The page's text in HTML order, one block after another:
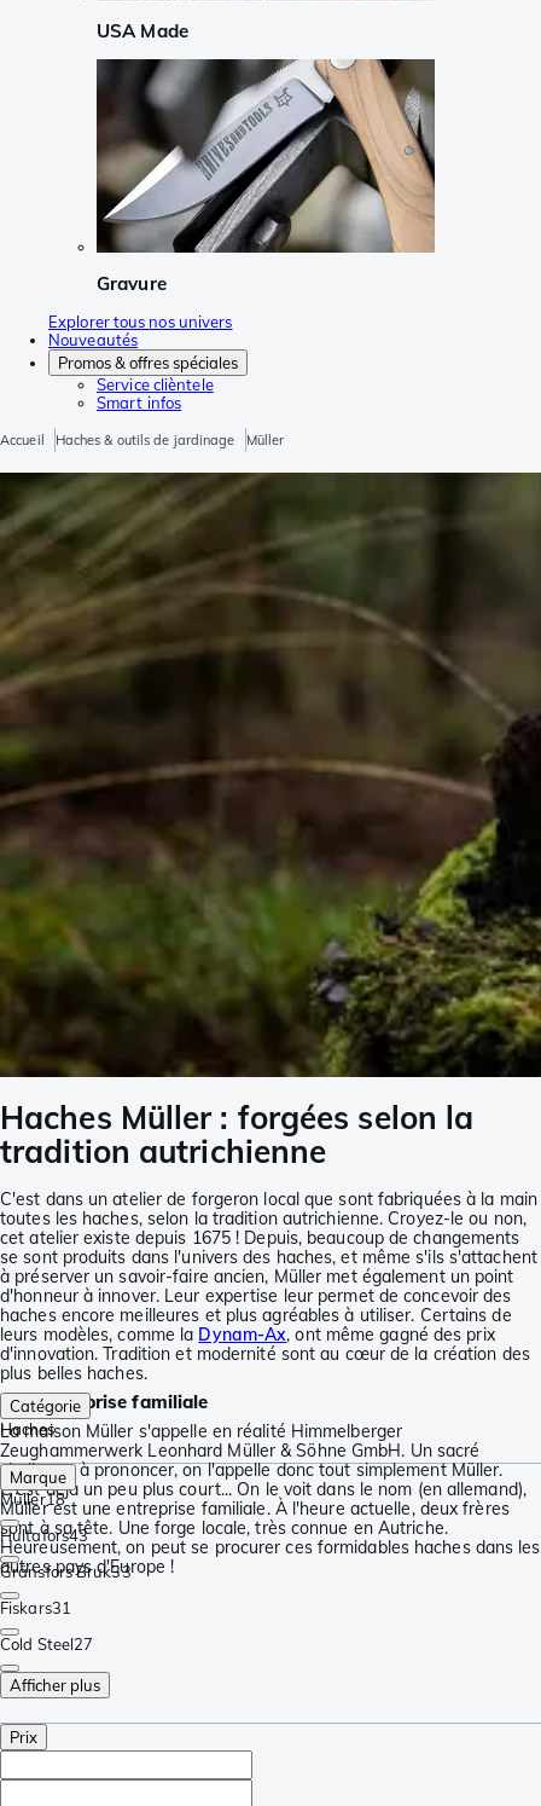
USA Made
Gravure
Explorer tous nos univers
Nouveautés
Promos & offres spéciales
Service clièntele
Smart infos
Accueil Haches & outils de jardinage Müller
Haches Müller : forgées selon la
tradition autrichienne
C'est dans un atelier de forgeron local que sont fabriquées à la main
toutes les haches, selon la tradition autrichienne. Croyez-le ou non,
cet atelier existe depuis 1675 ! Depuis, beaucoup de changements
se sont produits dans l'univers des haches, et même s'ils s'attachent
à préserver un savoir-faire ancien, Müller met également un point
d'honneur à innover. Leur expertise leur permet de concevoir des
haches encore meilleures et plus agréables à utiliser. Certains de
leurs modèles, comme la Dynam-Ax, ont même gagné des prix
d'innovation. Tradition et modernité sont au cœur de la création des
plus belles haches.
Une entreprise familiale
La maison Müller s'appelle en réalité Himmelberger
Zeughammerwerk Leonhard Müller & Söhne GmbH. Un sacré
challenge à prononcer, on l'appelle donc tout simplement Müller.
C'est déjà un peu plus court... On le voit dans le nom (en allemand),
Müller est une entreprise familiale. À l'heure actuelle, deux frères
sont à sa tête. Une forge locale, très connue en Autriche.
Heureusement, on peut se procurer ces formidables haches dans les
autres pays d'Europe !
Catégorie
Haches
Marque
Müller18
Hultafors43
Gränsfors Bruk33
Fiskars31
Cold Steel27
Afficher plus
Prix